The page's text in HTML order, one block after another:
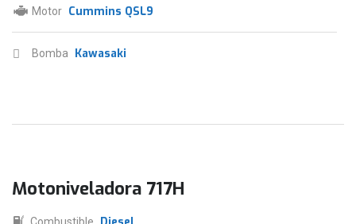
Motor Cummins QSL9
Bomba Kawasaki
Motoniveladora 717H